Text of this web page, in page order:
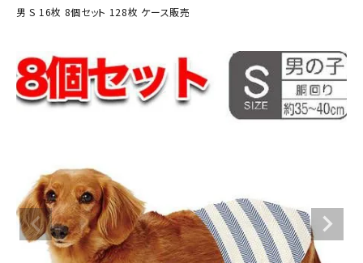
ブランド別に探す
目的別に探す
ご利用案内
ACCOUNT MENU
ようこそ ゲスト 様
男 S 16枚 8個セット 128枚 ケース販売